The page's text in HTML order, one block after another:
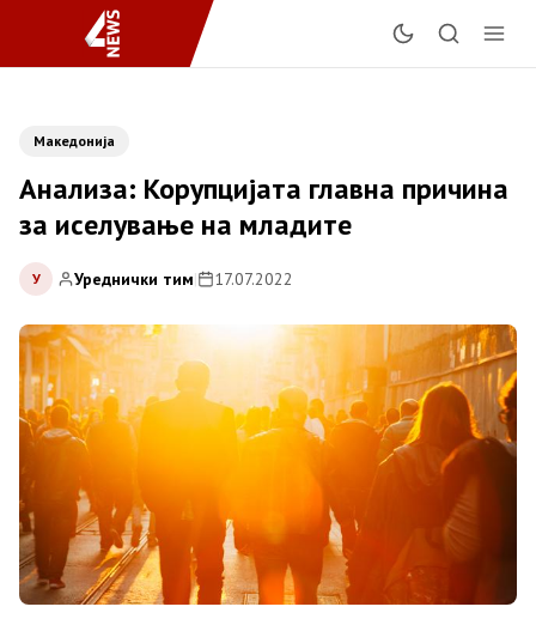
Македонија
Анализа: Корупцијата главна причина
за иселување на младите
У Уреднички тим| 17.07.2022